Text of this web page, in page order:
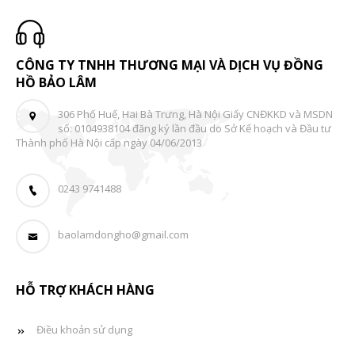
CÔNG TY TNHH THƯƠNG MẠI VÀ DỊCH VỤ ĐỒNG
HỒ BẢO LÂM
306 Phố Huế, Hai Bà Trưng, Hà Nội Giấy CNĐKKD và MSDN
số: 0104938104 đăng ký lần đầu do Sở Kế hoạch và Đầu tư
Thành phố Hà Nội cấp ngày 04/06/2013
0243 9741488
baolamdongho@gmail.com
HỖ TRỢ KHÁCH HÀNG
Điều khoản sử dụng